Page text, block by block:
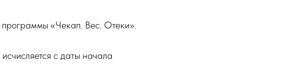
«Чекап. Вес. Отеки».
с даты начала